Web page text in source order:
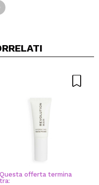
Questa offerta termina
tra: